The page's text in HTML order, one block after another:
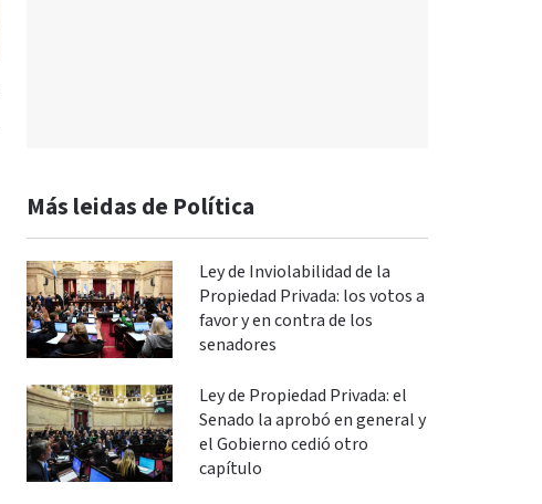
Más leidas de Política
Ley de Inviolabilidad de la
Propiedad Privada: los votos a
favor y en contra de los
senadores
Ley de Propiedad Privada: el
Senado la aprobó en general y
el Gobierno cedió otro
capítulo